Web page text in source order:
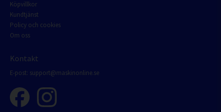
Köpvillkor
Kundtjänst
Policy och cookies
Om oss
Kontakt
E-post: support@maskinonline.se